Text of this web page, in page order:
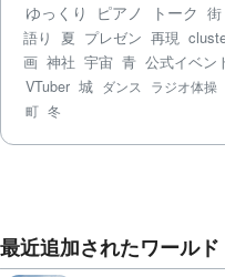
ゆっくり
ピアノ トーク 街
語り
夏 プレゼン 再現
画 神社 宇宙 青 公式イベン
VTuber 城 ダンス ラジオ体操
町 冬
最近追加されたワールド